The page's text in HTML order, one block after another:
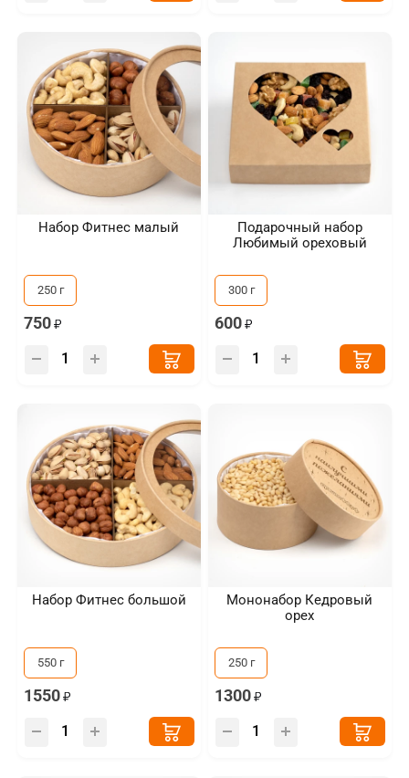
Набор Фитнес малый
250 г
750
Подарочный набор
Любимый ореховый
300 г
600
Набор Фитнес большой
550 г
1550
Мононабор Кедровый
орех
250 г
1300